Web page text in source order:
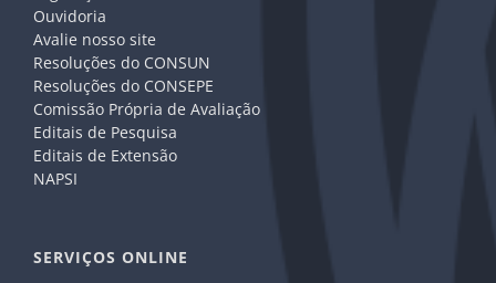
Ouvidoria
Avalie nosso site
Resoluções do CONSUN
Resoluções do CONSEPE
Comissão Própria de Avaliação
Editais de Pesquisa
Editais de Extensão
NAPSI
SERVIÇOS ONLINE